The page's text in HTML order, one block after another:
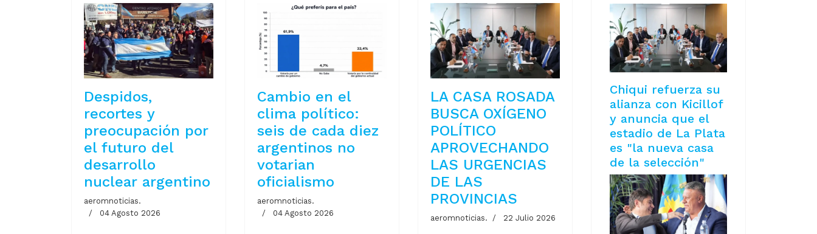
Despidos,
recortes y
preocupación por
el futuro del
desarrollo
nuclear argentino
aeromnoticias.
04 Agosto 2026
Cambio en el
clima político:
seis de cada diez
argentinos no
votarian
oficialismo
aeromnoticias.
04 Agosto 2026
LA CASA ROSADA
BUSCA OXÍGENO
POLÍTICO
APROVECHANDO
LAS URGENCIAS
DE LAS
PROVINCIAS
aeromnoticias. 22 Julio 2026
Chiqui refuerza su
alianza con Kicillof
y anuncia que el
estadio de La Plata
es "la nueva casa
de la selección"